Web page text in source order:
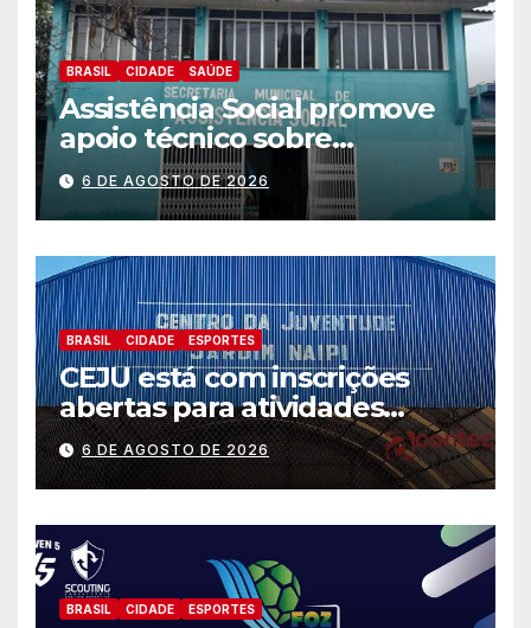
BRASIL CIDADE SAÚDE
Assistência Social promove
apoio técnico sobre
preparação e resposta a
situações de emergência e
calamidade pública
6 DE AGOSTO DE 2026
BRASIL CIDADE ESPORTES
CEJU está com inscrições
abertas para atividades
gratuitas
6 DE AGOSTO DE 2026
BRASIL CIDADE ESPORTES